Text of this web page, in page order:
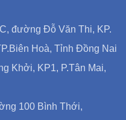
đường Đỗ Văn Thi, KP.
Hoà, Tỉnh Đồng Nai
Khởi, KP1, P.Tân Mai,
100 Bình Thới,